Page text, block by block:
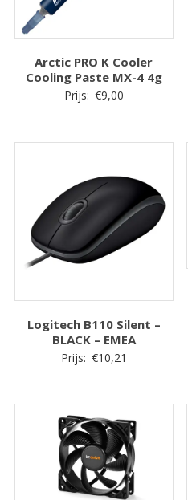
Arctic PRO K Cooler
Cooling Paste MX-4 4g
Prijs: €9,00
Logitech B110 Silent –
BLACK – EMEA
Prijs: €10,21